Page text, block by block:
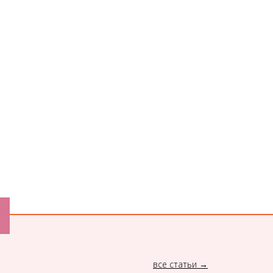
все статьи